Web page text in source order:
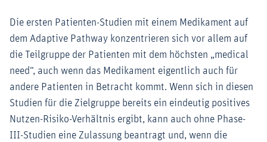
Die ersten Patienten-Studien mit einem Medikament auf
dem Adaptive Pathway konzentrieren sich vor allem auf
die Teilgruppe der Patienten mit dem höchsten „medical
need“, auch wenn das Medikament eigentlich auch für
andere Patienten in Betracht kommt. Wenn sich in diesen
Studien für die Zielgruppe bereits ein eindeutig positives
Nutzen-Risiko-Verhältnis ergibt, kann auch ohne Phase-
III-Studien eine Zulassung beantragt und, wenn die